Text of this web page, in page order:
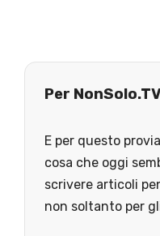
Per
E per questo
cosa che oggi
scrivere articoli
non soltanto per